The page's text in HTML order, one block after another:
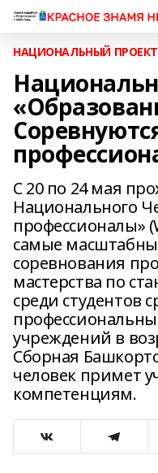
НАЦИОНАЛЬНЫЙ ПРОЕКТ
С 20 по 24 мая
Национального
профессионалы»
самые
соревнования
мастерства по
среди студентов
учреждений в
Сборная
человек примет
компетенциям.